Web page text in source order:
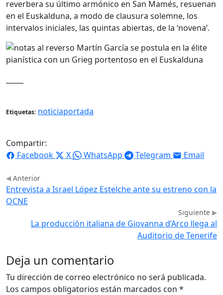
reverbera su último armónico en San Mamés, resuenan
en el Euskalduna, a modo de clausura solemne, los
intervalos iniciales, las quintas abiertas, de la ‘novena’.
Etiquetas: noticiaportada
Compartir:
Facebook
X WhatsApp Telegram Email
Anterior
Entrevista a Israel López Estelche ante su estreno con la
OCNE
Siguiente
La producción italiana de Giovanna d’Arco llega al
Auditorio de Tenerife
Deja un comentario
Tu dirección de correo electrónico no será publicada.
Los campos obligatorios están marcados con *